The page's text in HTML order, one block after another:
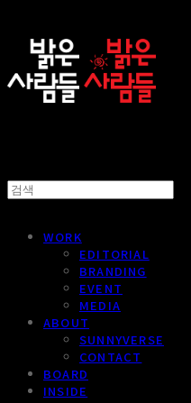
WORK
EDITORIAL
BRANDING
EVENT
MEDIA
ABOUT
SUNNYVERSE
CONTACT
BOARD
INSIDE